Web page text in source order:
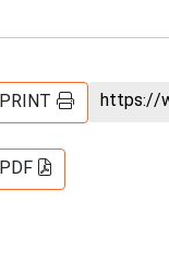
PRINT
PDF